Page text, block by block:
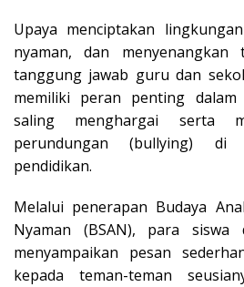
Upaya menciptakan
nyaman, dan menyenangkan
tanggung jawab guru dan
memiliki peran penting dalam
saling menghargai serta
perundungan (bullying) di
pendidikan.
Melalui penerapan Budaya
Nyaman (BSAN), para siswa
menyampaikan pesan
kepada teman-teman